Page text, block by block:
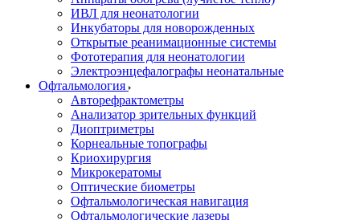
ИВЛ для неонатологии
Инкубаторы для новорожденных
Открытые реанимационные системы
Фототерапия для неонатологии
Электроэнцефалографы неонатальные
Офтальмология
Авторефрактометры
Анализатор зрительных функций
Диоптриметры
Корнеальные топографы
Криохирургия
Микрокератомы
Оптические биометры
Офтальмологическая навигация
Офтальмологические лазеры